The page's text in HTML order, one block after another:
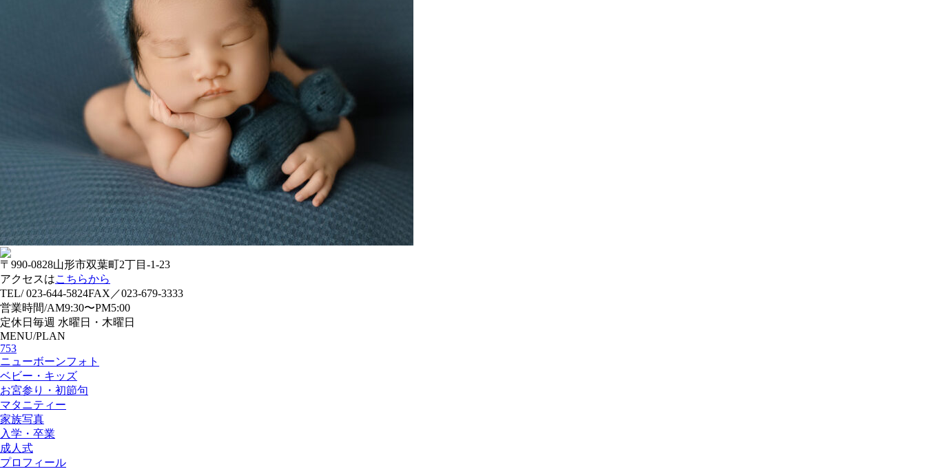
〒990-0828山形市双葉町2丁目-1-23
アクセスはこちらから
TEL/ 023-644-5824FAX／023-679-3333
営業時間/AM9:30〜PM5:00
定休日 毎週 水曜日・木曜日
MENU/PLAN
753
ニューボーンフォト
ベビー・キッズ
お宮参り・初節句
マタニティー
家族写真
入学・卒業
成人式
プロフィール